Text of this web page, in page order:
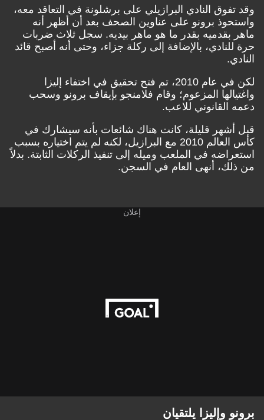
وقد تفوق النادي البرازيلي على برشلونة في التعاقد معه،
واستحوذ برونو على عناوين الصحف بعد أن أظهر أنه
ماهر بقدميه بقدر ما هو ماهر بيديه. سجل ثلاث ضربات
حرة للنادي، بالإضافة إلى ركلة جزاء، وحتى أنه أصبح قائد
النادي.
لكن في عام 2010، تم فتح تحقيق في اختفاء إليزا
واغتيالها المزعوم؛ وقام فلامنجو بإيقاف برونو وسحب
دعمه القانوني للاعب.
قبل أشهر قليلة، كانت هناك شائعات بأنه سيشارك في
كأس العالم 2010 مع البرازيل، لكنه لم يتم اختياره بسبب
استعراضه في الملعب وميله إلى تنفيذ الركلات الثابتة. بدلاً
من ذلك، أنهى العام في السجن.
إعلان
برونو وإليزا يلتقيان